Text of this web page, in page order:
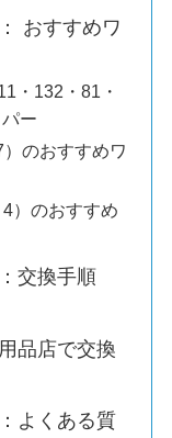
おすすめワ
・132・81・
ー
のおすすめワ
）のおすすめ
交換手順
品店で交換
よくある質